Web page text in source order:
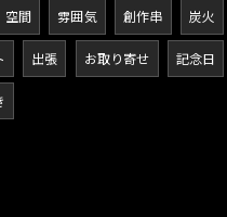
空間 雰囲気 創作串 炭火
出張 お取り寄せ 記念日